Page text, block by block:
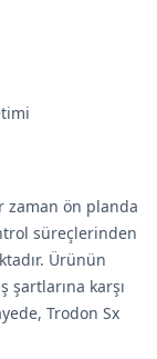
zaman ön planda
süreçlerinden
Ürünün
şartlarına karşı
Trodon Sx